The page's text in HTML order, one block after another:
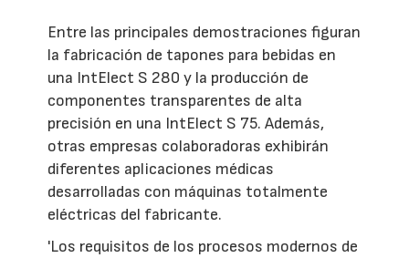
Entre las principales demostraciones figuran
la fabricación de tapones para bebidas en
una IntElect S 280 y la producción de
componentes transparentes de alta
precisión en una IntElect S 75. Además,
otras empresas colaboradoras exhibirán
diferentes aplicaciones médicas
desarrolladas con máquinas totalmente
eléctricas del fabricante.
'Los requisitos de los procesos modernos de